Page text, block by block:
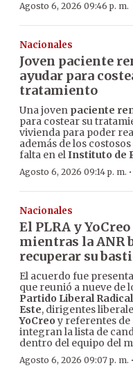
Agosto 6, 2026 09:46 p. m.
Nacionales
Joven paciente
ayudar para
tratamiento
Una joven paciente
para costear su
vivienda para poder
además de los
falta en elInstituto de
Agosto 6, 2026 09:14 p. m. ·
Nacionales
El PLRA y
mientras la ANR
recuperar su
El acuerdo fue
que reunió a nueve de
Partido Liberal
Este, dirigentes
YoCreo y referentes de
integran la lista de
dentro del equipo del
Agosto 6, 2026 09:07 p. m.